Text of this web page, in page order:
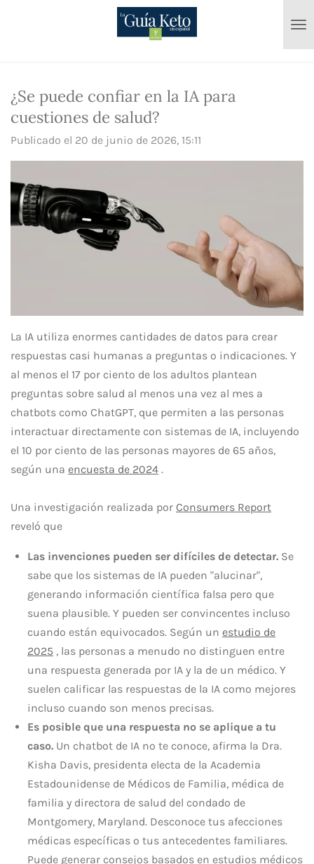
¿Se puede confiar en la IA para
cuestiones de salud?
Publicado el 20 de junio de 2026, 15:11
La IA utiliza enormes cantidades de datos para crear
respuestas casi humanas a preguntas o indicaciones. Y
al menos el 17 por ciento de los adultos plantean
preguntas sobre salud al menos una vez al mes a
chatbots como ChatGPT, que permiten a las personas
interactuar directamente con sistemas de IA, incluyendo
el 10 por ciento de las personas mayores de 65 años,
según una encuesta de 2024 .
Una investigación realizada por Consumers Report
reveló que
Las invenciones pueden ser difíciles de detectar. Se
sabe que los sistemas de IA pueden "alucinar",
generando información científica falsa pero que
suena plausible. Y pueden ser convincentes incluso
cuando están equivocados. Según un estudio de
2025 , las personas a menudo no distinguen entre
una respuesta generada por IA y la de un médico. Y
suelen calificar las respuestas de la IA como mejores
incluso cuando son menos precisas.
Es posible que una respuesta no se aplique a tu
caso. Un chatbot de IA no te conoce, afirma la Dra.
Kisha Davis, presidenta electa de la Academia
Estadounidense de Médicos de Familia, médica de
familia y directora de salud del condado de
Montgomery, Maryland. Desconoce tus afecciones
médicas específicas o tus antecedentes familiares.
Puede generar consejos basados ​​en estudios médicos